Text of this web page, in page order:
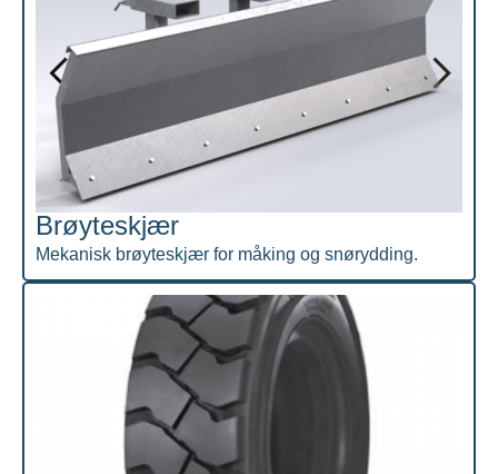
Brøyteskjær
Mekanisk brøyteskjær for måking og snørydding.